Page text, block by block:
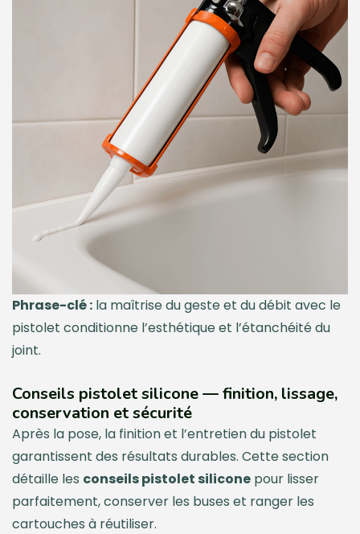
Phrase-clé : la maîtrise du geste et du débit avec le
pistolet conditionne l’esthétique et l’étanchéité du
joint.
Conseils pistolet silicone — finition, lissage,
conservation et sécurité
Après la pose, la finition et l’entretien du pistolet
garantissent des résultats durables. Cette section
détaille les conseils pistolet silicone pour lisser
parfaitement, conserver les buses et ranger les
cartouches à réutiliser.